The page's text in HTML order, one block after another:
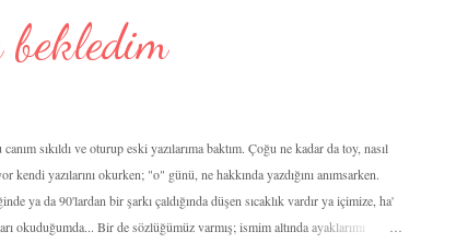
bekledim
sıkıldı ve oturup eski yazılarıma baktım. Çoğu ne kadar da toy, nasıl
yazılarını okurken; "o" günü, ne hakkında yazdığını anımsarken.
ya da 90'lardan bir şarkı çaldığında düşen sıcaklık vardır ya içimize, ha'
okuduğumda... Bir de sözlüğümüz varmış; ismim altında ayaklarımı